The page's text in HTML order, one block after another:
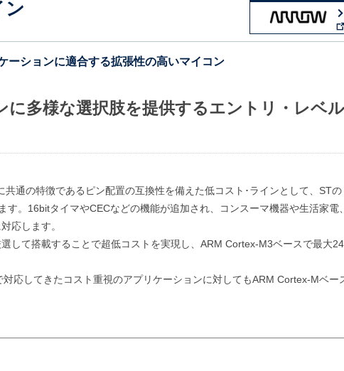
ン
ーションに適合する拡張性の高いマイコン
多様な選択肢を提供するエントリ・レベル
通の特徴であるピン配置の互換性を備えた低コスト･ラインとして、STの
す。16bitタイマやCECなどの機能が追加され、コンスーマ機器や生活家電
応します。
して搭載することで超低コストを実現し、ARM Cortex-M3ベースで最大
応してきたコスト重視のアプリケーションに対してもARM Cortex-Mベー